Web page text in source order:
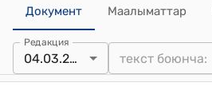
Документ Маалыматтар
Редакция
04.03.2023